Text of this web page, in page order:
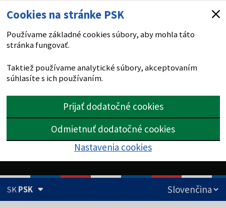
Cookies na stránke PSK
Používame základné cookies súbory, aby mohla táto
stránka fungovať.
Taktiež používame analytické súbory, akceptovaním
súhlasíte s ich používaním.
Prijať dodatočné cookies
Odmietnuť dodatočné cookies
Nastavenia cookies
SKPSK